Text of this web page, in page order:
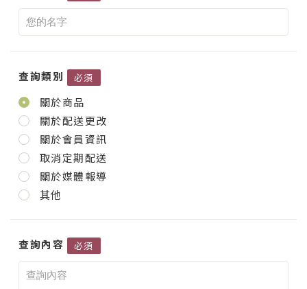
查詢類別 必須
關於商品
關於配送更改
關於會員資訊
取消定期配送
關於媒體報導
其他
查詢內容 必須